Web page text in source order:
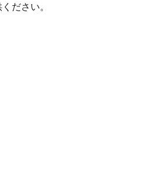
ださい。